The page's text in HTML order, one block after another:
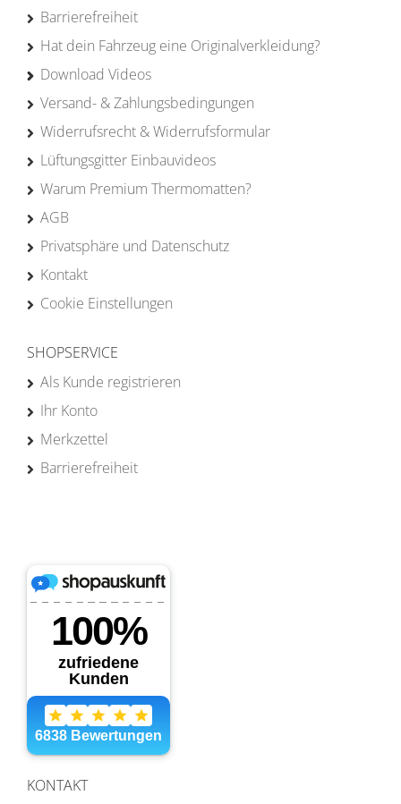
Barrierefreiheit
Hat dein Fahrzeug eine Originalverkleidung?
Download Videos
Versand- & Zahlungsbedingungen
Widerrufsrecht & Widerrufsformular
Lüftungsgitter Einbauvideos
Warum Premium Thermomatten?
AGB
Privatsphäre und Datenschutz
Kontakt
Cookie Einstellungen
SHOPSERVICE
Als Kunde registrieren
Ihr Konto
Merkzettel
Barrierefreiheit
KONTAKT